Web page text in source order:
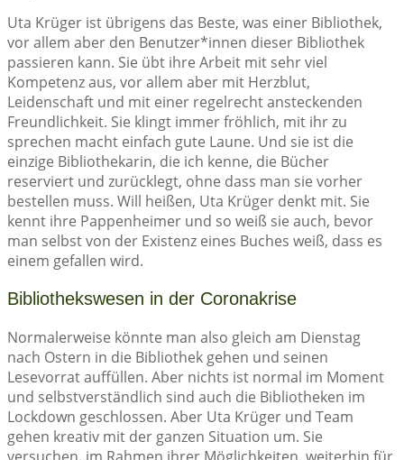
Uta Krüger ist übrigens das Beste, was einer Bibliothek,
vor allem aber den Benutzer*innen dieser Bibliothek
passieren kann. Sie übt ihre Arbeit mit sehr viel
Kompetenz aus, vor allem aber mit Herzblut,
Leidenschaft und mit einer regelrecht ansteckenden
Freundlichkeit. Sie klingt immer fröhlich, mit ihr zu
sprechen macht einfach gute Laune. Und sie ist die
einzige Bibliothekarin, die ich kenne, die Bücher
reserviert und zurücklegt, ohne dass man sie vorher
bestellen muss. Will heißen, Uta Krüger denkt mit. Sie
kennt ihre Pappenheimer und so weiß sie auch, bevor
man selbst von der Existenz eines Buches weiß, dass es
einem gefallen wird.
Bibliothekswesen in der Coronakrise
Normalerweise könnte man also gleich am Dienstag
nach Ostern in die Bibliothek gehen und seinen
Lesevorrat auffüllen. Aber nichts ist normal im Moment
und selbstverständlich sind auch die Bibliotheken im
Lockdown geschlossen. Aber Uta Krüger und Team
gehen kreativ mit der ganzen Situation um. Sie